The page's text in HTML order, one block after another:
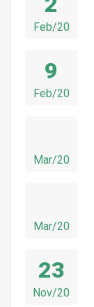
Feb/20
9
Feb/20
Mar/20
Mar/20
23
Nov/20